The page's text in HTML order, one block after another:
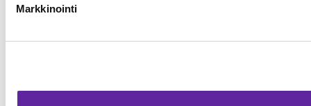
Markkinointi